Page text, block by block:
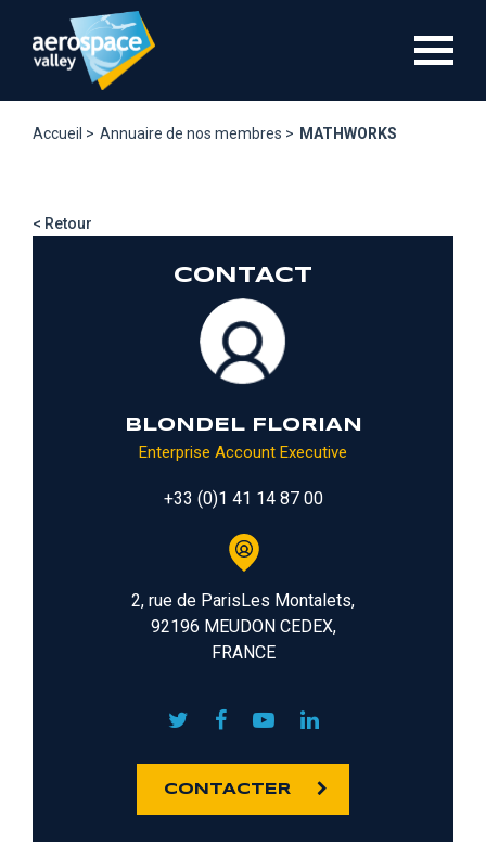
contenu
Accueil > Annuaire de nos membres > MATHWORKS
< Retour
CONTACT
BLONDEL FLORIAN
Enterprise Account Executive
+33 (0)1 41 14 87 00
2, rue de ParisLes Montalets,
92196 MEUDON CEDEX,
FRANCE
CONTACTER